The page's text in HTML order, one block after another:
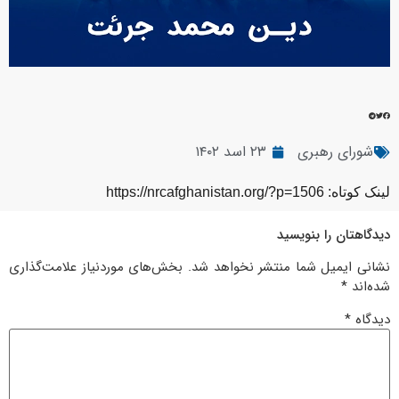
شورای رهبری ۲۳ اسد ۱۴۰۲
لینک کوتاه: https://nrcafghanistan.org/?p=1506
دیدگاهتان را بنویسید
نشانی ایمیل شما منتشر نخواهد شد. بخش‌های موردنیاز علامت‌گذاری
شده‌اند *
دیدگاه *